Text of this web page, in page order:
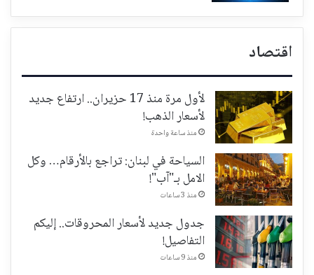
اقتصاد
لأول مرة منذ 17 حزيران.. ارتفاع جديد
لأسعار الذهب!
منذ ساعة واحدة
السياحة في لبنان: تراجع بالأرقام… وكل
الامل بـ"آب"!
منذ 3 ساعات
جدول جديد لأسعار المحروقات.. إليكم
التفاصيل!
منذ 9 ساعات